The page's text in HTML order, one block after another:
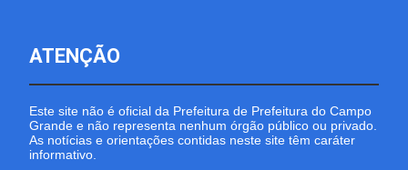
ATENÇÃO
Este site não é oficial da Prefeitura de Prefeitura do Campo
Grande e não representa nenhum órgão público ou privado.
As notícias e orientações contidas neste site têm caráter
informativo.